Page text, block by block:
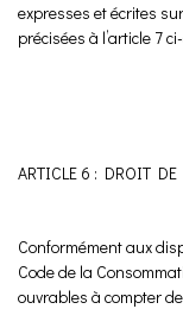
expresses et écrites
précisées à l’article 7
ARTICLE 6 : DROIT DE
Conformément aux
Code de la
ouvrables à compter